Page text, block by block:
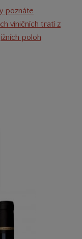
poznáte
viničních tratí z
poloh